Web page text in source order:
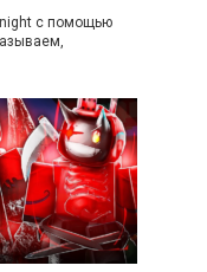
с помощью